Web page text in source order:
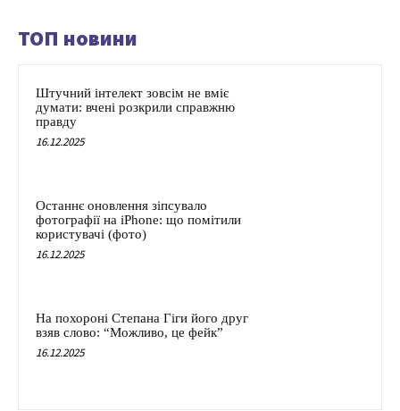
ТОП новини
Штучний інтелект зовсім не вміє
думати: вчені розкрили справжню
правду
16.12.2025
Останнє оновлення зіпсувало
фотографії на iPhone: що помітили
користувачі (фото)
16.12.2025
На похороні Степана Гіги його друг
взяв слово: “Можливо, це фейк”
16.12.2025